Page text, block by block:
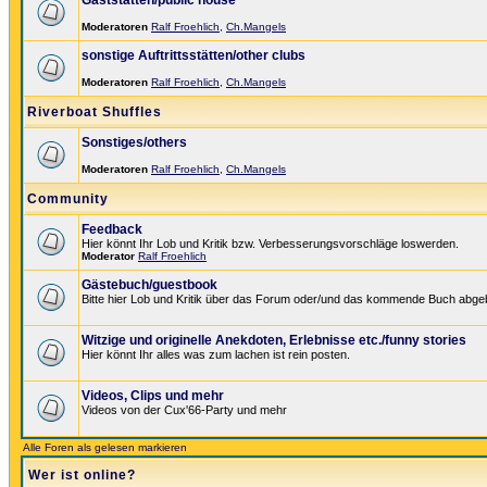
Moderatoren Ralf Froehlich Ch.Mangels
sonstige Auftrittsstätten/other clubs
Moderatoren Ralf Froehlich Ch.Mangels
Riverboat Shuffles
Sonstiges/others
Moderatoren Ralf Froehlich Ch.Mangels
Community
Feedback
Hier könnt Ihr Lob und Kritik bzw. Verbesserungsvorschläge loswerden.
Moderator Ralf Froehlich
Gästebuch/guestbook
Bitte hier Lob und Kritik über das Forum oder/und das kommende Buch
Witzige und originelle Anekdoten, Erlebnisse etc./funny stories
Hier könnt Ihr alles was zum lachen ist rein posten.
Videos, Clips und mehr
Videos von der Cux'66-Party und mehr
Alle Foren als gelesen markieren
Wer ist online?